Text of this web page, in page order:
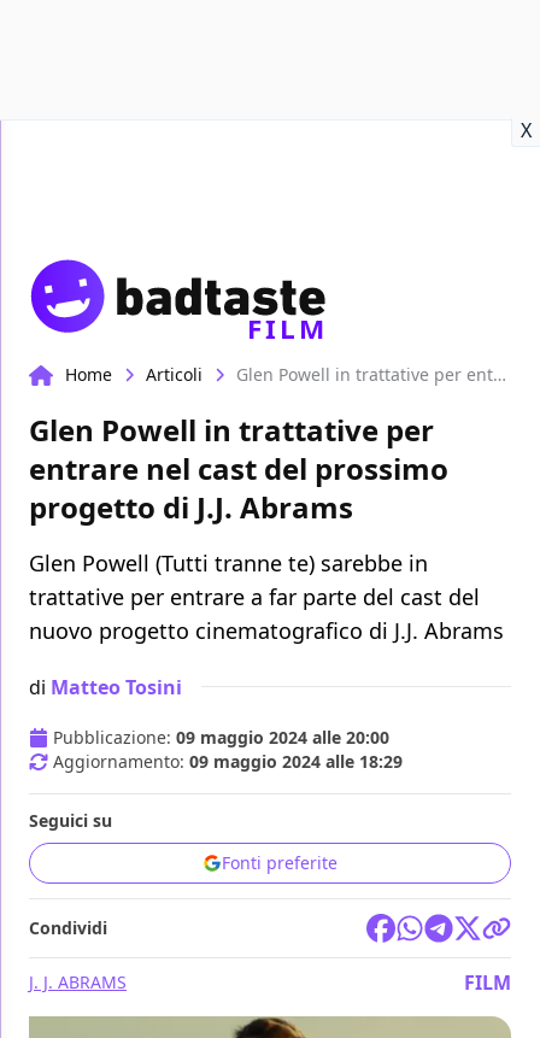
X
FILM
Home Articoli Glen Powell in trattative per entrare nel cast del prossimo progetto di J.J. Abrams
Glen Powell in trattative per
entrare nel cast del prossimo
progetto di J.J. Abrams
Glen Powell (Tutti tranne te) sarebbe in
trattative per entrare a far parte del cast del
nuovo progetto cinematografico di J.J. Abrams
di Matteo Tosini
Pubblicazione: 09 maggio 2024 alle 20:00
Aggiornamento: 09 maggio 2024 alle 18:29
Seguici su
Fonti preferite
Condividi
J. J. ABRAMS FILM